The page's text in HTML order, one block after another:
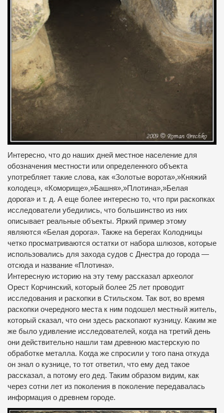
Интересно, что до наших дней местное население для
обозначения местности или определенного объекта
употребляет такие слова, как «Золотые ворота»,»Княжий
колодец», «Коморище»,»Башня»,»Плотина»,»Белая
дорога» и т. д. А еще более интересно то, что при раскопках
исследователи убедились, что большинство из них
описывает реальные объекты. Яркий пример этому
являются «Белая дорога». Также на берегах Колодницы
четко просматриваются остатки от набора шлюзов, которые
использовались для захода судов с Днестра до города —
отсюда и название «Плотина».
Интересную историю на эту тему рассказал археолог
Орест Корчинский, который более 25 лет проводит
исследования и раскопки в Стильском. Так вот, во время
раскопки очередного места к ним подошел местный житель,
который сказал, что они здесь раскопают кузницу. Каким же
же было удивление исследователей, когда на третий день
они действительно нашли там древнюю мастерскую по
обработке металла. Когда же спросили у того пана откуда
он знал о кузнице, то тот ответил, что ему дед такое
рассказал, а потому его дед. Таким образом видим, как
через сотни лет из поколения в поколение передавалась
информация о древнем городе.